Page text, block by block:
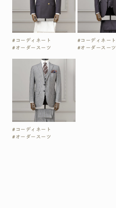
#コーディネート
#オーダースーツ
#コーディネート
#オーダースーツ
#コーディネート
#オーダースーツ